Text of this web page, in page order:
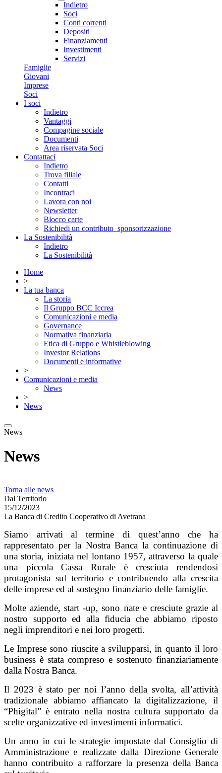
Indietro
Soci
Conti correnti
Depositi
Finanziamenti
Investimenti
Servizi
Famiglie
Giovani
Imprese
Soci
I soci
Indietro
Vantaggi
Compagine sociale
Documenti
Area riservata Soci
Contattaci
Indietro
Trova filiale
Contatti
Incontraci
Lavora con noi
Newsletter
Blocco carte
Richiedi un contributo_sponsorizzazione
La Sostenibilità
Indietro
La Sostenibilità
Home
>
La tua banca
La storia
Il Gruppo BCC Iccrea
Comunicazioni e media
Governance
Normativa finanziaria
Etica di Gruppo e Whistleblowing
Investor Relations
Documenti e informative
>
Comunicazioni e media
News
>
News
News
News
Torna alle news
Dal Territorio
15/12/2023
La Banca di Credito Cooperativo di Avetrana
Siamo arrivati al termine di quest’anno che ha
rappresentato per la Nostra Banca la continuazione di
una storia, iniziata nel lontano 1957, attraverso la quale
una piccola Cassa Rurale è cresciuta rendendosi
protagonista sul territorio e contribuendo alla crescita
delle imprese ed al sostegno finanziario delle famiglie.
Molte aziende, start -up, sono nate e cresciute grazie al
nostro supporto ed alla fiducia che abbiamo riposto
negli imprenditori e nei loro progetti.
Le Imprese sono riuscite a svilupparsi, in quanto il loro
business è stata compreso e sostenuto finanziariamente
dalla Nostra Banca.
Il 2023 è stato per noi l’anno della svolta, all’attività
tradizionale abbiamo affiancato la digitalizzazione, il
“Phigital” è entrato nella nostra cultura supportato da
scelte organizzative ed investimenti informatici.
Un anno in cui le strategie impostate dal Consiglio di
Amministrazione e realizzate dalla Direzione Generale
hanno contribuito a rafforzare la presenza della Banca